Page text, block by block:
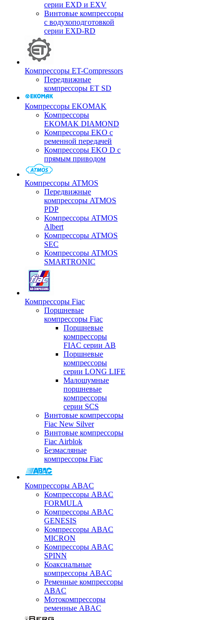
серии EXD и EXV
Винтовые компрессоры
с водухоподготовкой
серии EXD-RD
Компрессоры ET-Compressors
Передвижные
компрессоры ET SD
Компрессоры EKOMAK
Компрессоры
EKOMAK DIAMOND
Компрессоры EKO c
ременной передачей
Компрессоры EKO D с
прямым приводом
Компрессоры ATMOS
Передвижные
компрессоры ATMOS
PDP
Компрессоры ATMOS
Albert
Компрессоры ATMOS
SEC
Компрессоры ATMOS
SMARTRONIC
Компрессоры Fiac
Поршневые
компрессоры Fiac
Поршневые
компрессоры
FIAC серии AB
Поршневые
компрессоры
серии LONG LIFE
Малошумные
поршневые
компрессоры
серии SCS
Винтовые компрессоры
Fiac New Silver
Винтовые компрессоры
Fiac Airblok
Безмасляные
компрессоры Fiac
Компрессоры ABAC
Компрессоры ABAC
FORMULA
Компрессоры ABAC
GENESIS
Компрессоры ABAC
MICRON
Компрессоры ABAC
SPINN
Коаксиальные
компрессоры ABAC
Ременные компрессоры
ABAC
Мотокомпрессоры
ременные ABAC